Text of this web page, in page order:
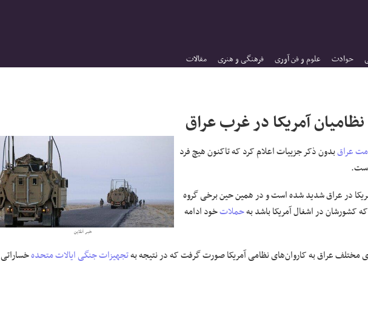
حوادث علوم و فن آوری فرهنگی و هنری مقالات
آمریکا در غرب عراق
خبر آنلاین
عراقبدون ذکر جزییات اعلام کرد که تاکنون هیچ فرد
در عراق شدید شده است و در همین حین برخی گروه
کشورشان در اشغال آمریکا باشد بهحملاتخود ادامه
مختلف عراق به کاروان‌های نظامی آمریکا صورت گرفت که در نتیجه بهتجهیزاتجنگیایالات متحدهخساراتی